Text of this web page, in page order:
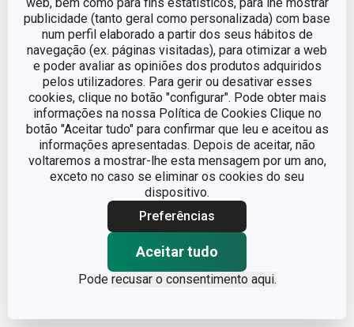
publicidade (tanto geral como personalizada) com base
num perfil elaborado a partir dos seus hábitos de
navegação (ex. páginas visitadas), para otimizar a web
e poder avaliar as opiniões dos produtos adquiridos
pelos utilizadores. Para gerir ou desativar esses
cookies, clique no botão "configurar". Pode obter mais
informações na nossa Política de Cookies Clique no
botão "Aceitar tudo" para confirmar que leu e aceitou as
informações apresentadas. Depois de aceitar, não
voltaremos a mostrar-lhe esta mensagem por um ano,
exceto no caso se eliminar os cookies do seu
dispositivo.
Preferências
Aceitar tudo
Pode recusar o consentimento aqui.
Disponível na loja online
COMPRAR
Disponível na loja online
COMPRAR
Manga refrigeradora UNO